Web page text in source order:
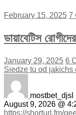
February 15, 2025 7
ডায়াবেটিস
January 29, 2025 6
Siedze tu od jakichs
mostbet_djsl
August 9, 2026 @
https://shorturl.fm/